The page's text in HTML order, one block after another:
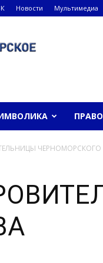
Новости Мультимедиа
ЧЕРНОМОРСКОГО